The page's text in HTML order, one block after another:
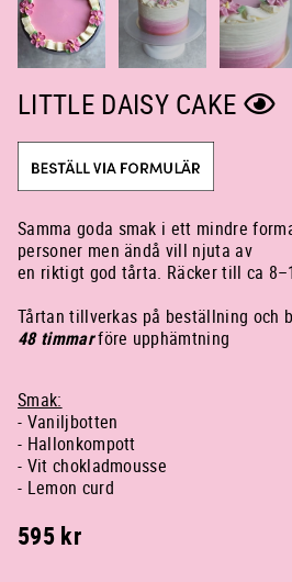
LITTLE DAISY CAKE
Samma goda smak i ett mindre
personer men ändå vill njuta av
en riktigt god tårta. Räcker till ca
Tårtan tillverkas på beställning och
48 timmarföre upphämtning
Smak:
- Vaniljbotten
- Hallonkompott
- Vit chokladmousse
- Lemon curd
595kr